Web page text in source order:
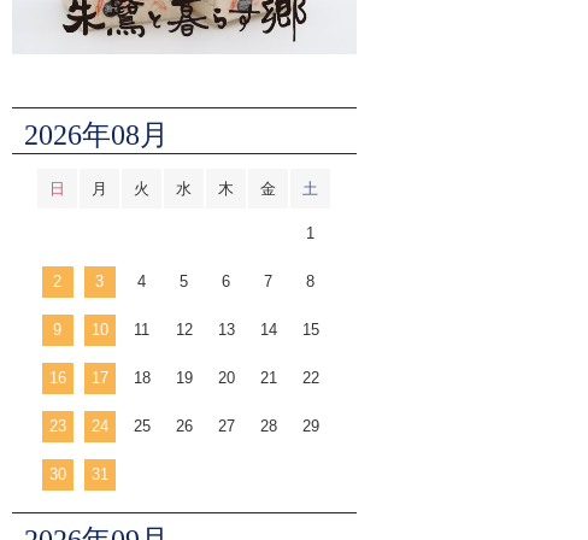
2026年08月
日 月 火 水 木 金 土
1
2 3 4 5 6 7 8
9 10 11 12 13 14 15
16 17 18 19 20 21 22
23 24 25 26 27 28 29
30 31